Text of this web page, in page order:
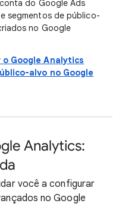
do Google Ads
segmentos de público-
no Google
Google Analytics
alvo no Google
Analytics:
você a configurar
no Google